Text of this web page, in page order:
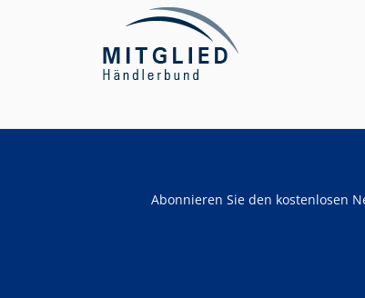
Abonnieren Sie den kostenlosen